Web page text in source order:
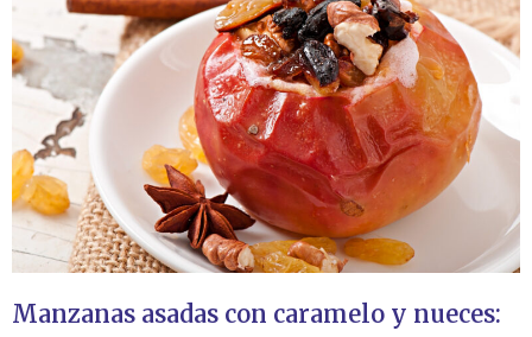
Manzanas asadas con caramelo y nueces: